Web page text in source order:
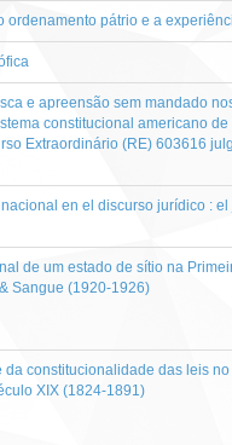
ordenamento pátrio e a
e apreensão sem mandado
constitucional americano
Extraordinário (RE) 603616
en el discurso jurídico : el
de um estado de sítio na
Sangue (1920-1926)
da constitucionalidade das leis
XIX (1824-1891)